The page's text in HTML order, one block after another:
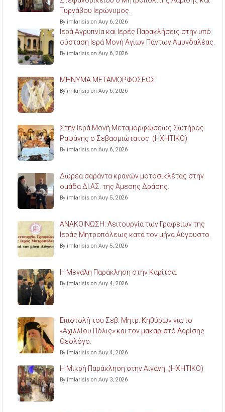
Τυρνάβου Ιερώνυμος.
By imlarisis on Αυγ 6, 2026
Ιερά Αγρυπνία και Ιερές Παρακλήσεις στην υπό
σύσταση Ιερά Μονή Αγίων Πάντων Αμυγδαλέας.
By imlarisis on Αυγ 6, 2026
ΜΗΝΥΜΑ ΜΕΤΑΜΟΡΦΩΣΕΩΣ
By imlarisis on Αυγ 6, 2026
Στην Ιερά Μονή Μεταμορφώσεως Σωτήρος
Ραψάνης ο Σεβασμιώτατος. (ΗΧΗΤΙΚΟ)
By imlarisis on Αυγ 6, 2026
Δωρέα σαράντα κρανών μοτοσικλέτας στην
ομάδα ΔΙ.ΑΣ. της Άμεσης Δράσης.
By imlarisis on Αυγ 5, 2026
ΑΝΑΚΟΙΝΩΣΗ: Λειτουργία των Γραφείων της
Ιεράς Μητροπόλεως κατά τον μήνα Αύγουστο.
By imlarisis on Αυγ 5, 2026
Η Μεγάλη Παράκληση στην Καρίτσα.
By imlarisis on Αυγ 4, 2026
Επιστολή του Σεβ. Μητρ. Κηθύρων για το
«Αχιλλίου Πόλις» και τον μακαριστό Λαρίσης
Θεολόγο.
By imlarisis on Αυγ 4, 2026
Η Μικρή Παράκληση στην Αιγάνη. (ΗΧΗΤΙΚΟ)
By imlarisis on Αυγ 3, 2026